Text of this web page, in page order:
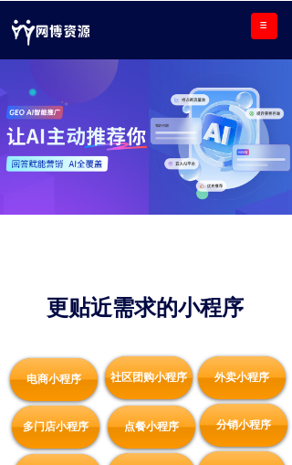
分销小程序
点餐小程序
社区团购小程序
更贴近需求的小程序
多门店小程序
电商小程序 外卖小程序